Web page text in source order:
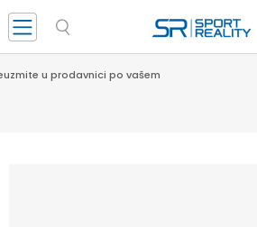
PORUČI ONLINE I UŠTEDI